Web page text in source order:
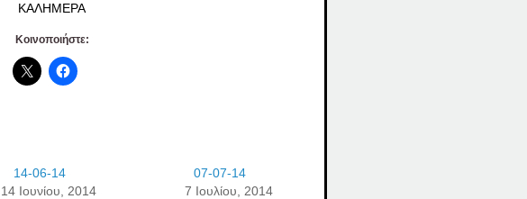
ΚΑΛΗΜΕΡΑ
Κοινοποιήστε:
14-06-14
14 Ιουνίου, 2014
07-07-14
7 Ιουλίου, 2014